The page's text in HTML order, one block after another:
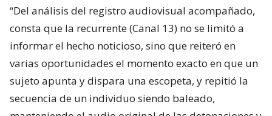
“Del análisis del registro audiovisual acompañado,
consta que la recurrente (Canal 13) no se limitó a
informar el hecho noticioso, sino que reiteró en
varias oportunidades el momento exacto en que un
sujeto apunta y dispara una escopeta, y repitió la
secuencia de un individuo siendo baleado,